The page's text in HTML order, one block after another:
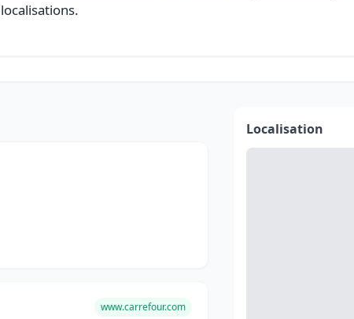
www.carrefour.com
Localisation